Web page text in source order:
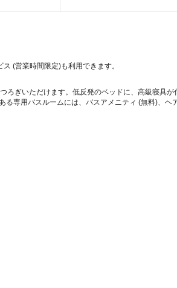
(営業時間限定)も利用できます。
ろぎいただけます。低反発のベッドに、高級寝具が
専用バスルームには、バスアメニティ (無料)、ヘ